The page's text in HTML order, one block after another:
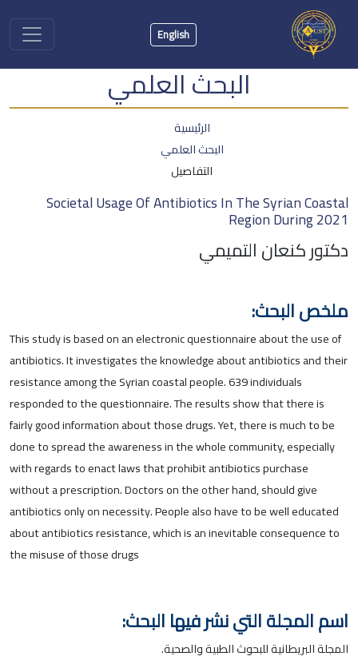
English
البحث العلمي
الرئيسية
البحث العلمي
التفاصيل
Societal Usage Of Antibiotics In The Syrian Coastal
Region During 2021
دكتور كنعان التميمي
ملخص البحث:
This study is based on an electronic questionnaire about the use of
antibiotics. It investigates the knowledge about antibiotics and their
resistance among the Syrian coastal people. 639 individuals
responded to the questionnaire. The results show that there is
fairly good information about those drugs. Yet, there is much to be
done to spread the awareness in the whole community, especially
with regards to enact laws that prohibit antibiotics purchase
without a prescription. Doctors on the other hand, should give
antibiotics only on necessity. People also have to be well educated
about antibiotics resistance, which is an inevitable consequence to
the misuse of those drugs
اسم المجلة التي نشر فيها البحث:
المجلة البريطانية للبحوث الطبية والصحية.